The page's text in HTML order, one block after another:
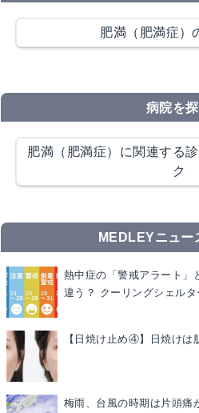
肥満（肥満症）
病院を
肥満（肥満症）に関連する
ク
MEDLEYニュー
熱中症の「警戒アラート」
違う？ クーリングシェルタ
【日焼け止め④】日焼けは
梅雨、台風の時期は片頭痛